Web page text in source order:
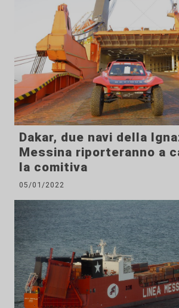
Dakar, due navi della
Messina riporteranno a
la comitiva
05/01/2022